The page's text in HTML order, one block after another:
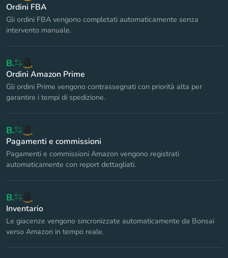
Ordini FBA
Gli ordini FBA vengono completati automaticamente senza
intervento manuale.
B.
Ordini Amazon Prime
Gli ordini Prime vengono contrassegnati con priorità alta per
garantire i tempi di spedizione.
B.
Pagamenti e commissioni
Pagamenti e commissioni Amazon vengono registrati
automaticamente con report dettagliati.
B.
Inventario
Le giacenze vengono sincronizzate automaticamente da Bonsai
verso Amazon in tempo reale.